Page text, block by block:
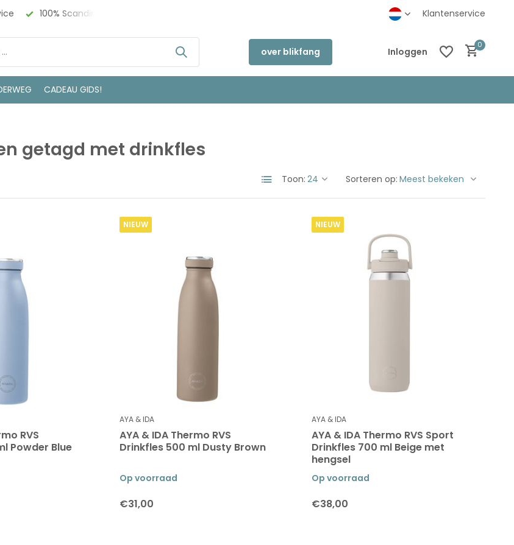
100% Scandinavisch Design Klantenservice
over blikfang Inloggen
0
CADEAU GIDS!
getagd met drinkfles
Toon: Sorteren op:
RVS
Powder Blue
NIEUW
AYA & IDA
AYA & IDA Thermo RVS
Drinkfles 500 ml Dusty Brown
Op voorraad
€31,00
NIEUW
AYA & IDA
AYA & IDA Thermo RVS Sport
Drinkfles 700 ml Beige met
hengsel
Op voorraad
€38,00